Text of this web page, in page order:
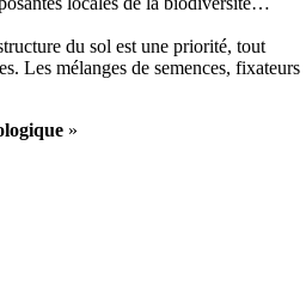
du sol est une priorité, tout
Les mélanges de semences, fixateurs
»